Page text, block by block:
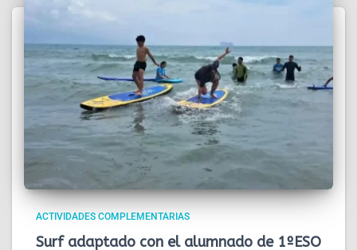
ACTIVIDADES COMPLEMENTARIAS
Surf adaptado con el alumnado de 1ºESO